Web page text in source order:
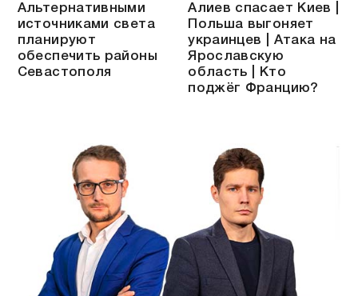
Альтернативными
источниками света
планируют
обеспечить районы
Севастополя
Алиев спасает Киев |
Польша выгоняет
украинцев | Атака на
Ярославскую
область | Кто
поджёг Францию?